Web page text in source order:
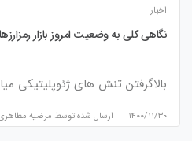
اخبار
نگاهی کلی به وضعیت امروز بازار رمزارزها (30
بالاگرفتن تنش های ژئوپلیتیکی
۱۴۰۰/۱۱/۳۰ ارسال شده توسط مرضیه